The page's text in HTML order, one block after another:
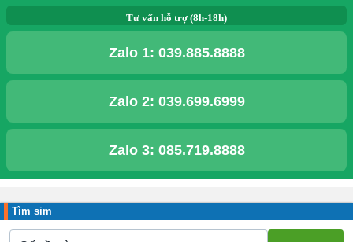
Tư vấn hỗ trợ (8h-18h)
Zalo 1: 039.885.8888
Zalo 2: 039.699.6999
Zalo 3: 085.719.8888
Tìm sim